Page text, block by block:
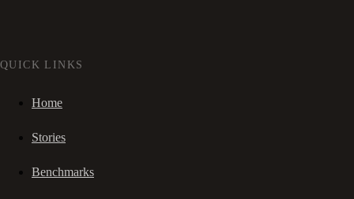
QUICK LINKS
Home
Stories
Benchmarks